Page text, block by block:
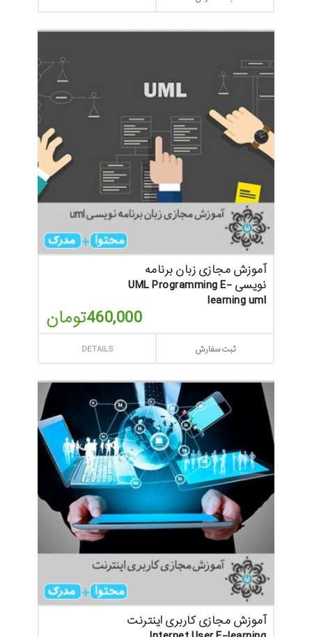
آموزش مجازی زبان برنامه
نویسی UML Programming E-
learning uml
460,000تومان
DETAILS ثبت سفارش
آموزش مجازی کاربری اینترنت